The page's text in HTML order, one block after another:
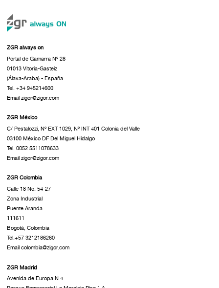
ZGR always on
Portal de Gamarra Nº 28
01013 Vitoria-Gasteiz
(Álava-Araba) - España
Tel. +34 945214600
Email zigor@zigor.com
ZGR México
C/ Pestalozzi, Nº EXT 1029, Nº INT 401 Colonia del Valle
03100 México DF Del Miguel Hidalgo
Tel. 0052 5511078633
Email zigor@zigor.com
ZGR Colombia
Calle 18 No. 54-27
Zona Industrial
Puente Aranda.
111611
Bogotá, Colombia
Tel.+57 3212186260
Email colombia@zigor.com
ZGR Madrid
Avenida de Europa N 4